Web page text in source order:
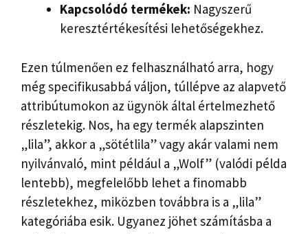
Kapcsolódó termékek: Nagyszerű
keresztértékesítési lehetőségekhez.
Ezen túlmenően ez felhasználható arra, hogy
még specifikusabbá váljon, túllépve az alapvető
attribútumokon az ügynök által értelmezhető
részletekig. Nos, ha egy termék alapszinten
„lila”, akkor a „sötétlila” vagy akár valami nem
nyilvánvaló, mint például a „Wolf” (valódi példa
lentebb), megfelelőbb lehet a finomabb
részletekhez, miközben továbbra is a „lila”
kategóriába esik. Ugyanez jöhet számításba a